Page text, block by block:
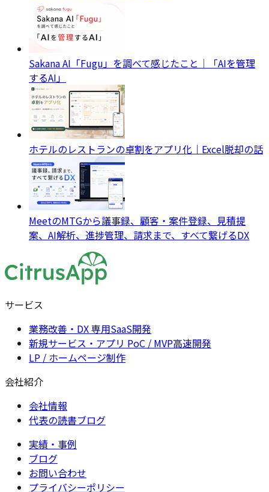
Sakana AI「Fugu」を調べて感じたこと｜「AIを管理
するAI」
ホテルのレストランの卓割をアプリ化｜Excel脱却の話
MeetのMTGから議事録、顧客・案件登録、見積提
案、AI解析、進捗管理、請求まで、すべて繋げるDX
サービス
業務改善・DX 専用SaaS開発
新規サービス・アプリ PoC / MVP高速開発
LP / ホームページ制作
会社紹介
会社情報
代表の読書ブログ
実績・事例
ブログ
お問い合わせ
プライバシーポリシー